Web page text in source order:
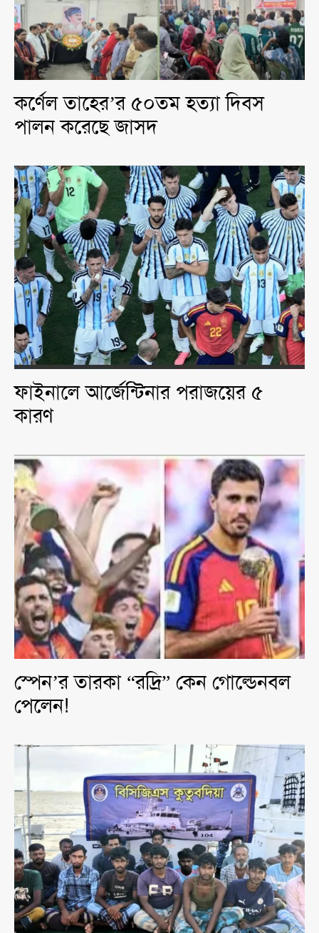
কর্ণেল তাহের’র ৫০তম হত্যা দিবস
পালন করেছে জাসদ
ফাইনালে আর্জেন্টিনার পরাজয়ের ৫
কারণ
স্পেন’র তারকা “রদ্রি” কেন গোল্ডেনবল
পেলেন!